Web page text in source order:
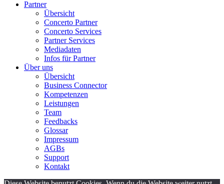
Partner
Übersicht
Concerto Partner
Concerto Services
Partner Services
Mediadaten
Infos für Partner
Über uns
Übersicht
Business Connector
Kompetenzen
Leistungen
Team
Feedbacks
Glossar
Impressum
AGBs
Support
Kontakt